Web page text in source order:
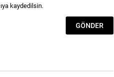
kaydedilsin.